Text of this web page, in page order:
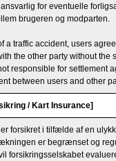
for eventuelle
brugeren og modparten.
a traffic accident, users
the other party without the
responsible for settlement
between users and other
/ Kart Insurance]
forsikret i tilfælde af en
er begrænset og
forsikringsselskabet